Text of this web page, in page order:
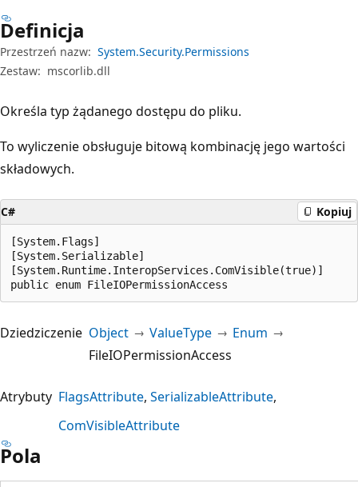
Definicja
Przestrzeń nazw: System.Security.Permissions
Zestaw: mscorlib.dll
Określa typ żądanego dostępu do pliku.
To wyliczenie obsługuje bitową kombinację jego wartości
składowych.
C# Kopiuj
[System.Flags]
[System.Serializable]
[System.Runtime.InteropServices.ComVisible(true)]
public enum FileIOPermissionAccess
Dziedziczenie Object ValueType
Enum
FileIOPermissionAccess
Atrybuty FlagsAttribute SerializableAttribute
ComVisibleAttribute
Pola